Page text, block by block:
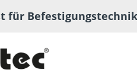
für Befestigungstechnik